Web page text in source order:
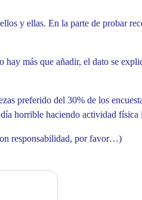
y ellas. En la parte de probar
hay más que añadir, el dato se
preferido del 30% de los
horrible haciendo actividad física
responsabilidad, por favor…)